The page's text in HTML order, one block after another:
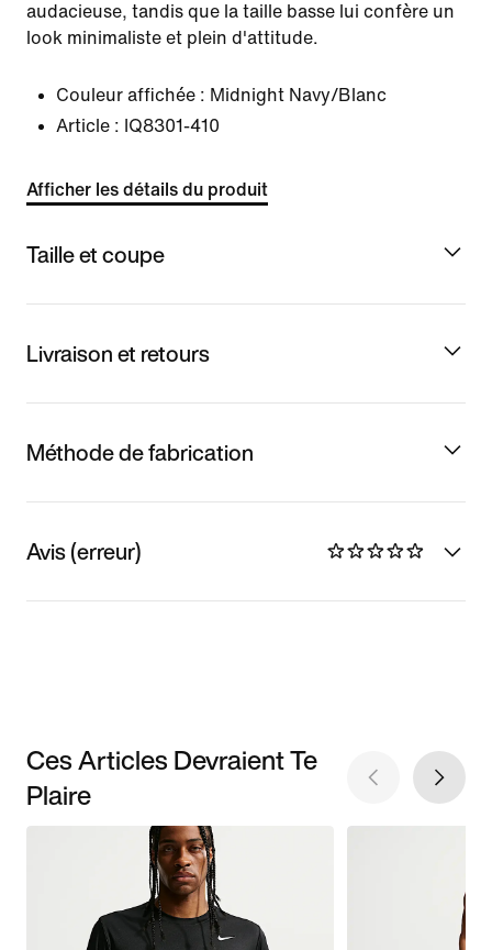
audacieuse, tandis que la taille basse lui confère un
look minimaliste et plein d'attitude.
Couleur affichée : Midnight Navy/Blanc
Article : IQ8301-410
Afficher les détails du produit
Taille et coupe
Livraison et retours
Méthode de fabrication
Avis (erreur)
Ces Articles Devraient Te
Plaire